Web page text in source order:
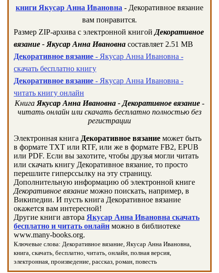
книги Якусар Анна Ивановна - Декоративное вязание
вам понравится.
Размер ZIP-архива c электронной книгой Декоративное
вязание - Якусар Анна Ивановна составляет 2.51 MB
Декоративное вязание - Якусар Анна Ивановна -
скачать бесплатно книгу
Декоративное вязание - Якусар Анна Ивановна -
читать книгу онлайн
Книга Якусар Анна Ивановна - Декоративное вязание -
читать онлайн или скачать бесплатно полностью без
регистрации
Электронная книга Декоративное вязание может быть
в формате TXT или RTF, или же в формате FB2, EPUB
или PDF. Если вы захотите, чтобы друзья могли читать
или скачать книгу Декоративное вязание, то просто
перешлите гиперссылку на эту страницу.
Дополнительную информацию об электронной книге
Декоративное вязание можно поискать, например, в
Википедии. И пусть книга Декоративное вязание
окажется вам интересной!
Другие книги автора Якусар Анна Ивановна скачать
бесплатно и читать онлайн можно в библиотеке
www.many-books.org.
Ключевые слова: Декоративное вязание, Якусар Анна Ивановна,
книга, скачать, бесплатно, читать, онлайн, полная версия,
электронная, произведение, рассказ, роман, повесть